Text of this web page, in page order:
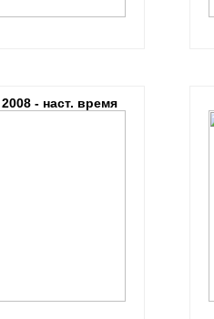
2008 - наст. время